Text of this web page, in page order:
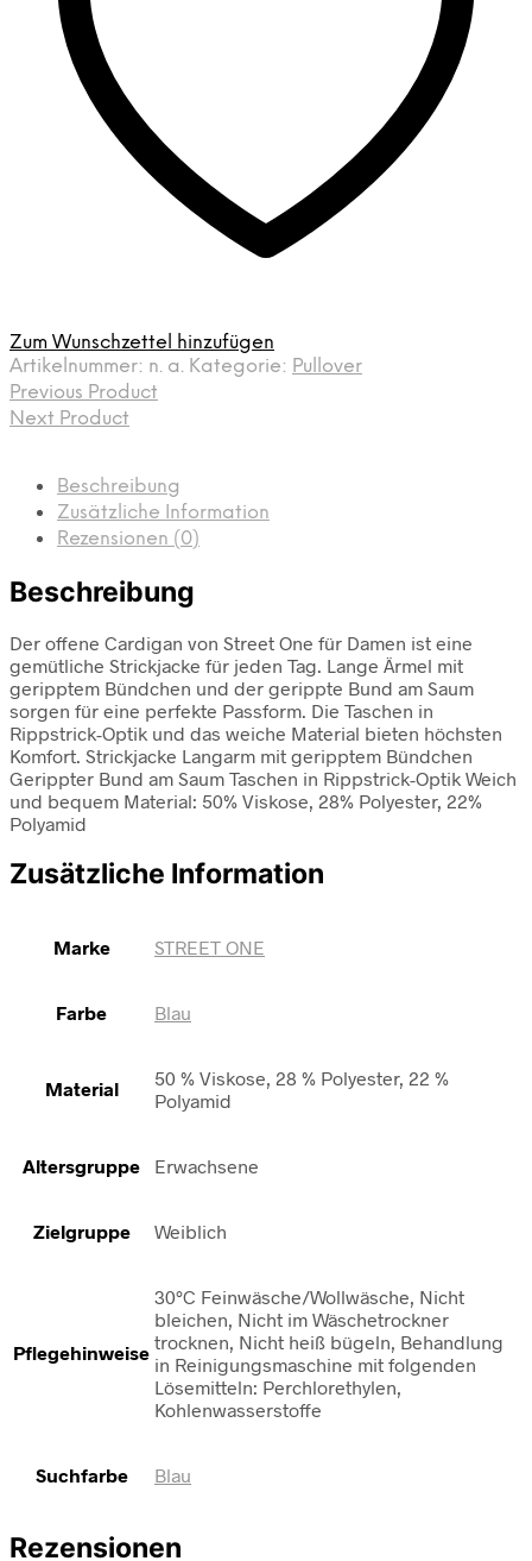
Zum Wunschzettel hinzufügen
Artikelnummer: n. a. Kategorie: Pullover
Previous Product
Next Product
Beschreibung
Zusätzliche Information
Rezensionen (0)
Beschreibung
Der offene Cardigan von Street One für Damen ist eine
gemütliche Strickjacke für jeden Tag. Lange Ärmel mit
geripptem Bündchen und der gerippte Bund am Saum
sorgen für eine perfekte Passform. Die Taschen in
Rippstrick-Optik und das weiche Material bieten höchsten
Komfort. Strickjacke Langarm mit geripptem Bündchen
Gerippter Bund am Saum Taschen in Rippstrick-Optik Weich
und bequem Material: 50% Viskose, 28% Polyester, 22%
Polyamid
Zusätzliche Information
Marke STREET ONE
Farbe Blau
Material
50 % Viskose, 28 % Polyester, 22 %
Polyamid
Altersgruppe Erwachsene
Zielgruppe Weiblich
Pflegehinweise
30°C Feinwäsche/Wollwäsche, Nicht
bleichen, Nicht im Wäschetrockner
trocknen, Nicht heiß bügeln, Behandlung
in Reinigungsmaschine mit folgenden
Lösemitteln: Perchlorethylen,
Kohlenwasserstoffe
Suchfarbe Blau
Rezensionen